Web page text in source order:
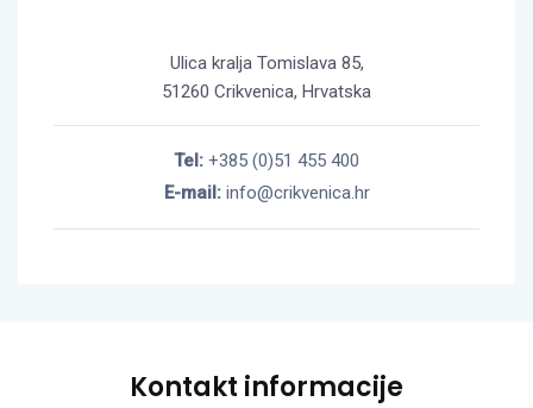
Ulica kralja Tomislava 85,
51260 Crikvenica, Hrvatska
Tel: +385 (0)51 455 400
E-mail:info@crikvenica.hr
Kontakt informacije